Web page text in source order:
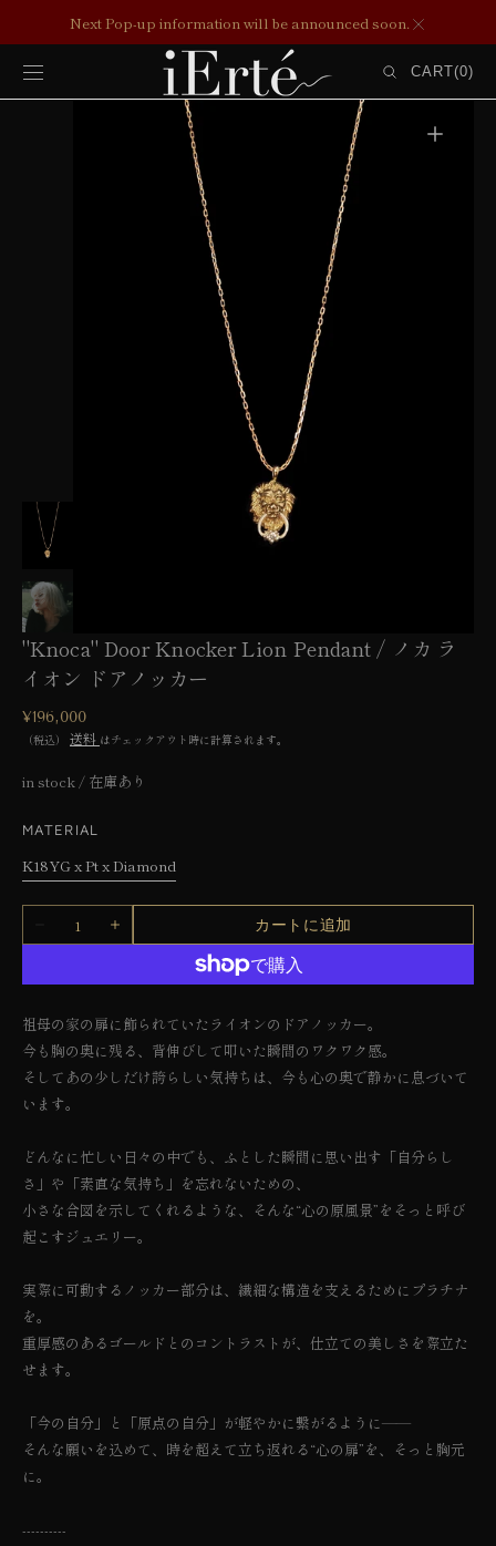
にスキップNext Pop-up information will be announced soon.
CART
ー (0)
0
ビ
ュ
ー
で
を
"Knoca" Door Knocker Lion Pendant / ノカ ラ
イオン ドアノッカー
通
常
格
¥196,000
（税込） 送料 はチェックアウト時に計算されます。
in stock / 在庫あり
MATERIAL
K18YG x Pt x Diamond
バ
リ
エ
ン
は
売
れ
ま
た
は
用
可
&quot;Knoca&quot;
Door
ノ
カ
ラ
イ
オ
ア
ノ
ッ
カ
ー
量
減
ら
す
量
&quot;Knoca&quot;
Door
ノ
カ
ラ
イ
ア
ノ
ッ
カ
ー
量
や
カートに追加
祖母の家の扉に飾られていたライオンのドアノッカー。
今も胸の奥に残る、背伸びして叩いた瞬間のワクワク感。
そしてあの少しだけ誇らしい気持ちは、今も心の奥で静かに息づいて
います。
どんなに忙しい日々の中でも、ふとした瞬間に思い出す「自分らし
さ」や「素直な気持ち」を忘れないための、
小さな合図を示してくれるような、そんな“心の原風景”をそっと呼び
起こすジュエリー。
実際に可動するノッカー部分は、繊細な構造を支えるためにプラチナ
を。
重厚感のあるゴールドとのコントラストが、仕立ての美しさを際立た
せます。
「今の自分」と「原点の自分」が軽やかに繋がるように——
そんな願いを込めて、時を超えて立ち返れる“心の扉”を、そっと胸元
に。
----------